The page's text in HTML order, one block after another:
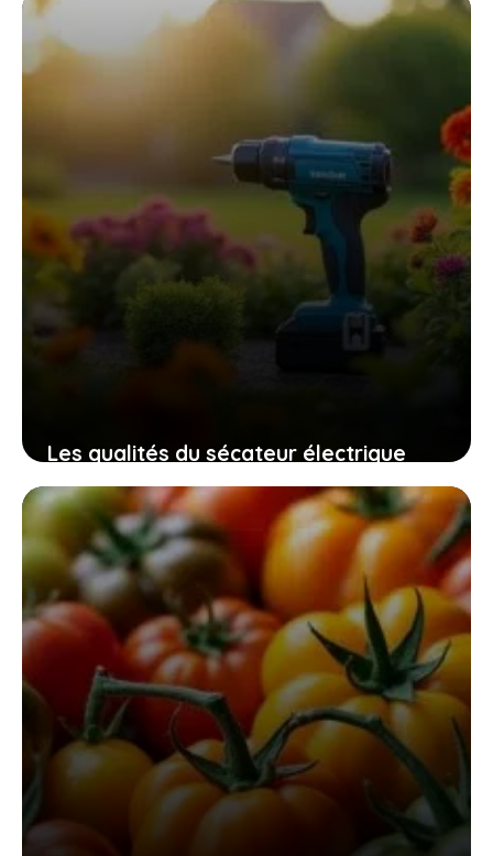
Les qualités du sécateur électrique
swansoft pru28 pour un jardinage
efficace, sûr et sans fatigue
10 novembre 2025